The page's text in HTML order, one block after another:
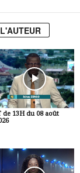
de 13H du 08 août